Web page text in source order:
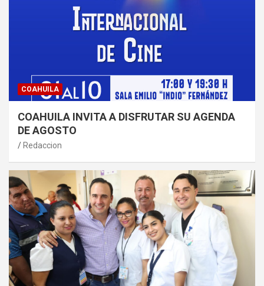
COAHUILA
COAHUILA INVITA A DISFRUTAR SU AGENDA
DE AGOSTO
Redaccion